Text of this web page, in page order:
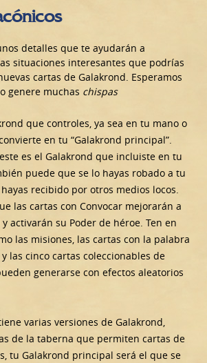
detalles que te ayudarán a
situaciones interesantes que podrías
cartas de Galakrond. Esperamos
genere muchas chispas
que controles, ya sea en tu mano o
en tu “Galakrond principal”.
es el Galakrond que incluiste en tu
puede que se lo hayas robado a tu
recibido por otros medios locos.
las cartas con Convocar mejorarán a
activarán su Poder de héroe. Ten en
las misiones, las cartas con la palabra
las cinco cartas coleccionables de
generarse con efectos aleatorios
varias versiones de Galakrond,
de la taberna que permiten cartas de
tu Galakrond principal será el que se